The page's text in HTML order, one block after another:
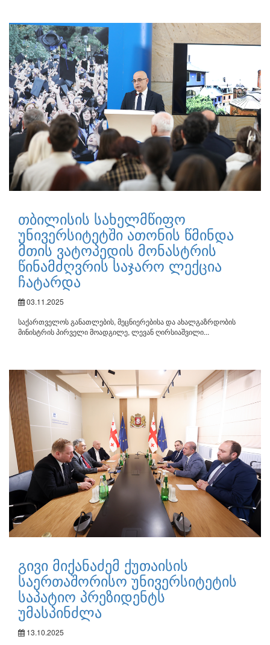
თბილისის სახელმწიფო
უნივერსიტეტში ათონის წმინდა
მთის ვატოპედის მონასტრის
წინამძღვრის საჯარო ლექცია
ჩატარდა
03.11.2025
საქართველოს განათლების, მეცნიერებისა და ახალგაზრდობის
მინისტრის პირველი მოადგილე, ლევან ღირსიაშვილი...
გივი მიქანაძემ ქუთაისის
საერთაშორისო უნივერსიტეტის
საპატიო პრეზიდენტს
უმასპინძლა
13.10.2025